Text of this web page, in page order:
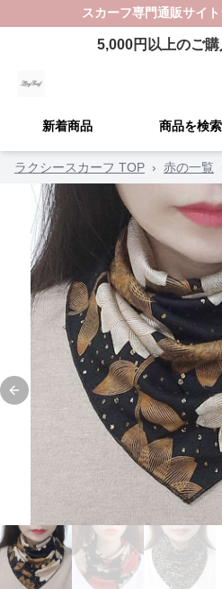
スカーフ専門通販サイト
5,000円以上のご
新着商品 商品を検索
ラクシースカーフ TOP › 赤の一覧
Previous slide